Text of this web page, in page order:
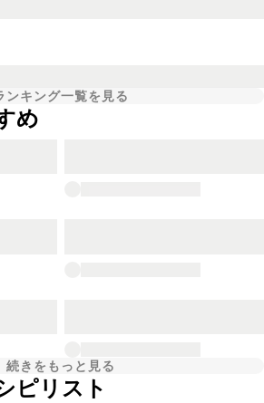
ンキング一覧を見る
め
続きをもっと見る
ピリスト